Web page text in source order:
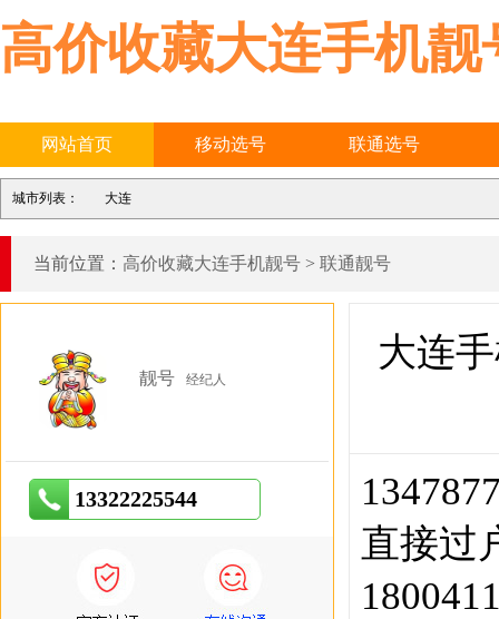
高价收藏大连手机靓
网站首页 移动选号 联通选号
城市列表： 大连
当前位置： 高价收藏大连手机靓号 > 联通靓号
大连
直接过
靓号 经纪人
13322225544